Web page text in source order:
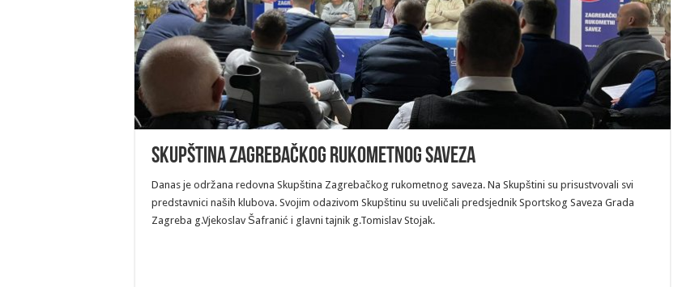
Skupština Zagrebačkog rukometnog saveza
Danas je održana redovna Skupština Zagrebačkog rukometnog saveza. Na Skupštini su prisustvovali svi
predstavnici naših klubova. Svojim odazivom Skupštinu su uveličali predsjednik Sportskog Saveza Grada
Zagreba g.Vjekoslav Šafranić i glavni tajnik g.Tomislav Stojak.